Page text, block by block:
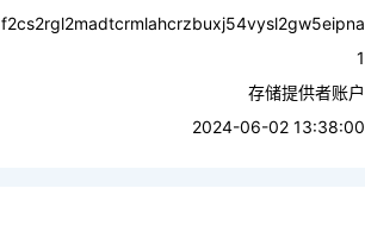
f2cs2rgl2madtcrmlahcrzbuxj54vysl2gw5eipna
1
存储提供者账户
2024-06-02 13:38:00